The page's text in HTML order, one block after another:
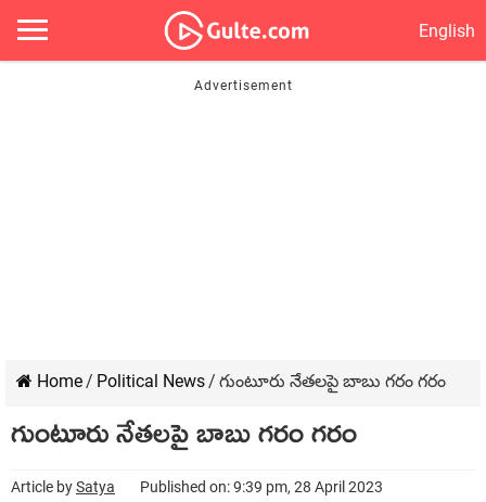
English
Home/ Political News/ గుంటూరు నేతలపై బాబు గరం గరం
గుంటూరు నేతలపై బాబు గరం గరం
Article bySatya Published on: 9:39 pm, 28 April 2023